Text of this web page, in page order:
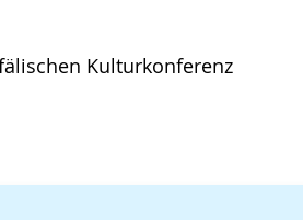
Kulturkonferenz